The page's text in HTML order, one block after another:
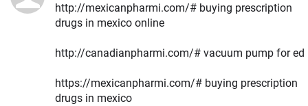
http://mexicanpharmi.com/# buying prescription
drugs in mexico online
http://canadianpharmi.com/# vacuum pump for ed
https://mexicanpharmi.com/# buying prescription
drugs in mexico